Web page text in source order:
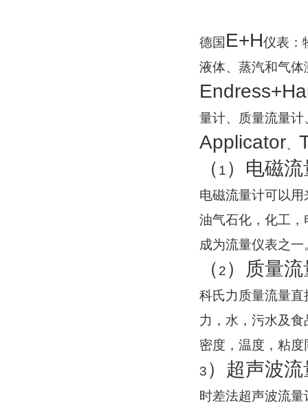
德国E+H仪表：
液体、蒸汽和气
量计、质量流量
Applicator、
（ 1 ）电磁
电磁流量计可以
油气石化，化工
成为流量仪表之一
（ 2 ）质量
科氏力质量流量
力，水，污水及
密度，温度，粘
3 ）超声波
时差法超声波流